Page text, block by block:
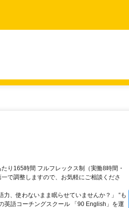
り165時間 フルフレックス制（実働8時間・
で調整しますので、お気軽にご相談くださ
、使わないまま眠らせていませんか？」 “も
英語コーチングスクール 「90 English」を運